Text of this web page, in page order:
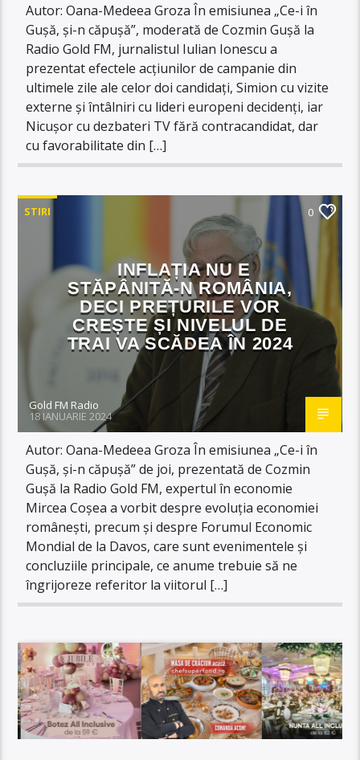
Autor: Oana-Medeea Groza În emisiunea „Ce-i în
Gușă, și-n căpușă”, moderată de Cozmin Gușă la
Radio Gold FM, jurnalistul Iulian Ionescu a
prezentat efectele acțiunilor de campanie din
ultimele zile ale celor doi candidați, Simion cu vizite
externe și întâlniri cu lideri europeni decidenți, iar
Nicușor cu dezbateri TV fără contracandidat, dar
cu favorabilitate din […]
STIRI 0
INFLAȚIA NU E
STĂPÂNITĂ-N ROMÂNIA,
DECI PREȚURILE VOR
CREȘTE ȘI NIVELUL DE
TRAI VA SCĂDEA ÎN 2024
Gold FM Radio
18 IANUARIE 2024
Autor: Oana-Medeea Groza În emisiunea „Ce-i în
Gușă, și-n căpușă” de joi, prezentată de Cozmin
Gușă la Radio Gold FM, expertul în economie
Mircea Coșea a vorbit despre evoluția economiei
românești, precum și despre Forumul Economic
Mondial de la Davos, care sunt evenimentele și
concluziile principale, ce anume trebuie să ne
îngrijoreze referitor la viitorul […]